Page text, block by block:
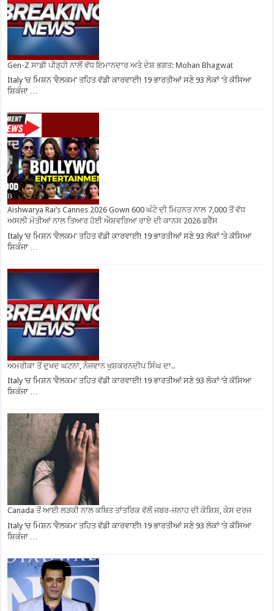
Gen-Z ਸਾਡੀ ਪੀੜ੍ਹੀ ਨਾਲੋਂ ਵੱਧ ਇਮਾਨਦਾਰ ਅਤੇ ਦੇਸ਼ ਭਗਤ: Mohan Bhagwat
Italy ‘ਚ ਮਿਸ਼ਨ ‘ਵੈਲਕਮ’ ਤਹਿਤ ਵੱਡੀ ਕਾਰਵਾਈ! 19 ਭਾਰਤੀਆਂ ਸਣੇ 93 ਲੋਕਾਂ ‘ਤੇ ਕੱਸਿਆ
ਸ਼ਿਕੰਜਾ …
Aishwarya Rai’s Cannes 2026 Gown 600 ਘੰਟੇ ਦੀ ਮਿਹਨਤ ਨਾਲ 7,000 ਤੋਂ ਵੱਧ
ਅਸਲੀ ਮੋਤੀਆਂ ਨਾਲ ਤਿਆਰ ਹੋਈ ਐਸ਼ਵਰਿਆ ਰਾਏ ਦੀ ਕਾਨਸ 2026 ਡਰੈੱਸ
Italy ‘ਚ ਮਿਸ਼ਨ ‘ਵੈਲਕਮ’ ਤਹਿਤ ਵੱਡੀ ਕਾਰਵਾਈ! 19 ਭਾਰਤੀਆਂ ਸਣੇ 93 ਲੋਕਾਂ ‘ਤੇ ਕੱਸਿਆ
ਸ਼ਿਕੰਜਾ …
ਅਮਰੀਕਾ ਤੋਂ ਦੁਖਦ ਘਟਨਾ, ਨੌਜਵਾਨ ਖੁਸ਼ਕਰਨਦੀਪ ਸਿੰਘ ਦਾ..
Italy ‘ਚ ਮਿਸ਼ਨ ‘ਵੈਲਕਮ’ ਤਹਿਤ ਵੱਡੀ ਕਾਰਵਾਈ! 19 ਭਾਰਤੀਆਂ ਸਣੇ 93 ਲੋਕਾਂ ‘ਤੇ ਕੱਸਿਆ
ਸ਼ਿਕੰਜਾ …
Canada ਤੋਂ ਆਈ ਲੜਕੀ ਨਾਲ ਕਥਿਤ ਤਾਂਤਰਿਕ ਵੱਲੋਂ ਜਬਰ-ਜਨਾਹ ਦੀ ਕੋਸ਼ਿਸ਼, ਕੇਸ ਦਰਜ
Italy ‘ਚ ਮਿਸ਼ਨ ‘ਵੈਲਕਮ’ ਤਹਿਤ ਵੱਡੀ ਕਾਰਵਾਈ! 19 ਭਾਰਤੀਆਂ ਸਣੇ 93 ਲੋਕਾਂ ‘ਤੇ ਕੱਸਿਆ
ਸ਼ਿਕੰਜਾ …